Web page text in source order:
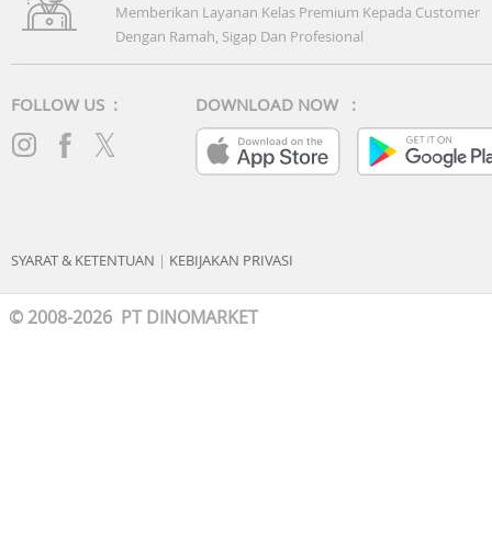
Memberikan Layanan Kelas Premium Kepada Customer
Dengan Ramah, Sigap Dan Profesional
FOLLOW US : DOWNLOAD NOW :
SYARAT & KETENTUAN | KEBIJAKAN PRIVASI
© 2008-2026 PT DINOMARKET